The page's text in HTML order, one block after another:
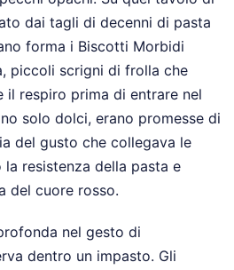
dai tagli di decenni di pasta
forma i Biscotti Morbidi
piccoli scrigni di frolla che
il respiro prima di entrare nel
solo dolci, erano promesse di
del gusto che collegava le
resistenza della pasta e
del cuore rosso.
nel gesto di
dentro un impasto. Gli